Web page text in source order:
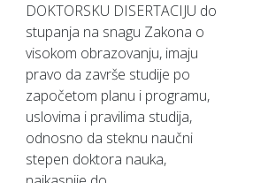
DOKTORSKU DISERTACIJU do
stupanja na snagu Zakona o
visokom obrazovanju, imaju
pravo da završe studije po
započetom planu i programu,
uslovima i pravilima studija,
odnosno da steknu naučni
stepen doktora nauka,